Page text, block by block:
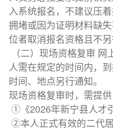
入系统报名，不建议压
拥堵或因为证明材料缺
位者取消报名资格且不另
（二）现场资格复审
人需在规定的时间内，
时间、地点另行通知。
现场资格复审时，需提
①《2026年新宁县人才
②本人正式有效的二代